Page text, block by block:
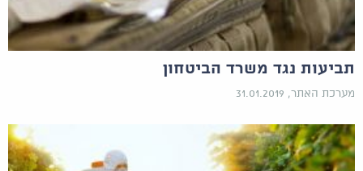
תביעות נגד משרד הביטחון
מערכת האתר, 31.01.2019